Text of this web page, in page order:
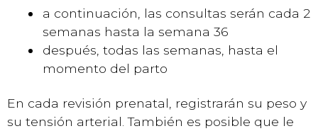
a continuación, las consultas serán cada 2
semanas hasta la semana 36
después, todas las semanas, hasta el
momento del parto
En cada revisión prenatal, registrarán su peso y
su tensión arterial. También es posible que le